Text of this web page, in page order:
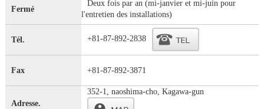
Fermé
Deux fois par an (mi-janvier et mi-juin pour
l'entretien des installations)
Tél. +81-87-892-2838
Fax +81-87-892-3871
Adresse.
352-1, naoshima-cho, Kagawa-gun